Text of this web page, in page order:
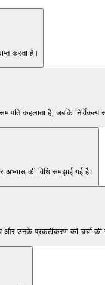
करता है।
कहलाता है, जबकि निर्विकल्प
अभ्यास की विधि समझाई गई है।
और उनके प्रकटीकरण की चर्चा की